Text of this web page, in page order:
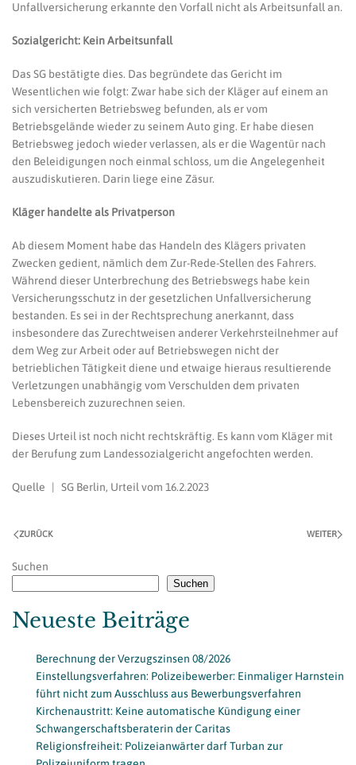
Unfallversicherung erkannte den Vorfall nicht als Arbeitsunfall an.
Sozialgericht: Kein Arbeitsunfall
Das SG bestätigte dies. Das begründete das Gericht im
Wesentlichen wie folgt: Zwar habe sich der Kläger auf einem an
sich versicherten Betriebsweg befunden, als er vom
Betriebsgelände wieder zu seinem Auto ging. Er habe diesen
Betriebsweg jedoch wieder verlassen, als er die Wagentür nach
den Beleidigungen noch einmal schloss, um die Angelegenheit
auszudiskutieren. Darin liege eine Zäsur.
Kläger handelte als Privatperson
Ab diesem Moment habe das Handeln des Klägers privaten
Zwecken gedient, nämlich dem Zur-Rede-Stellen des Fahrers.
Während dieser Unterbrechung des Betriebswegs habe kein
Versicherungsschutz in der gesetzlichen Unfallversicherung
bestanden. Es sei in der Rechtsprechung anerkannt, dass
insbesondere das Zurechtweisen anderer Verkehrsteilnehmer auf
dem Weg zur Arbeit oder auf Betriebswegen nicht der
betrieblichen Tätigkeit diene und etwaige hieraus resultierende
Verletzungen unabhängig vom Verschulden dem privaten
Lebensbereich zuzurechnen seien.
Dieses Urteil ist noch nicht rechtskräftig. Es kann vom Kläger mit
der Berufung zum Landessozialgericht angefochten werden.
Quelle | SG Berlin, Urteil vom 16.2.2023
ZURÜCK WEITER
Suchen
Suchen
Neueste Beiträge
Berechnung der Verzugszinsen 08/2026
Einstellungsverfahren: Polizeibewerber: Einmaliger Harnstein
führt nicht zum Ausschluss aus Bewerbungsverfahren
Kirchenaustritt: Keine automatische Kündigung einer
Schwangerschaftsberaterin der Caritas
Religionsfreiheit: Polizeianwärter darf Turban zur